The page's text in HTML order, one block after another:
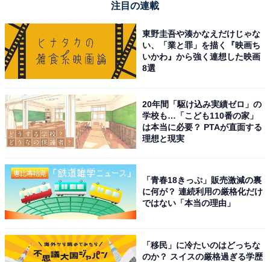
・
諦めずに考えてみて！ 「〇飯振舞」〇に入るのは何でし
ょう【四字熟語穴埋めクイズ】
注目の連載
東野圭吾や湊かなえだけじゃな
い、「業と罪」を描く『映画ち
いかわ』から強く連想した映画
8選
20年間「駆け込み実績ゼロ」の
学校も…「こども110番の家」
は本当に必要？ PTAが直面する
理想と現実
「青春18きっぷ」販売激減の裏
に何が？ 連続利用の厳格化だけ
ではない「本当の理由」
「移民」に冷たいのはどっちな
のか？ スイスの厳格過ぎる学歴